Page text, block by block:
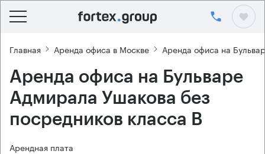
Главная Аренда офиса в Москве Аренда офиса на
Аренда офиса на Бульваре
Адмирала Ушакова без
посредников класса B
Арендная плата